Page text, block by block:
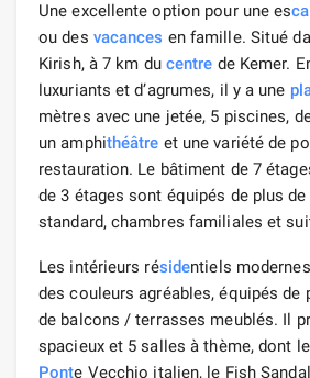
Une excellente option pour une es
ou des vacances en famille. Situé
Kirish, à 7 km du centre de Kemer.
luxuriants et d’agrumes, il y a une
mètres avec une jetée, 5 piscines,
un amphithéâtre et une variété de
restauration. Le bâtiment de 7
de 3 étages sont équipés de plus
standard, chambres familiales et
Les intérieurs résidentiels
des couleurs agréables, équipés de
de balcons / terrasses meublés. Il
spacieux et 5 salles à thème, dont
Ponte Vecchio italien, le Fish